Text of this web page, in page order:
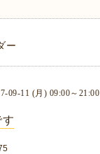
ー
09-11 (月) 09:00～21:00
す